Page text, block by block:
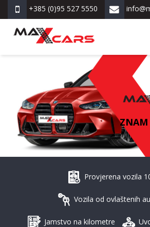
+385 (0)95 527 5550
ZNAM
Provjerena vozila
Vozila od ovlaštenih
Jamstvo na kilometre